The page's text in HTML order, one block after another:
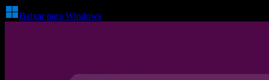
Baixar para Windows